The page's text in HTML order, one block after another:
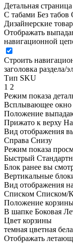
Детальная страница
С табами Без табов
Дизайнерские
Отображать
навигационной
Строить
заголовка раздела/
Тип SKU
1 2
Режим показа
Всплывающее окно
Положение
Прижато к верху
Вид отображения
Справа Снизу
Режим показа
Быстрый
Блок ранее вы
Вертикальные
Вид отображения
Списком Списком/
Положение
В шапке Боковая
Цвет корзины
темная цветная
Отображать